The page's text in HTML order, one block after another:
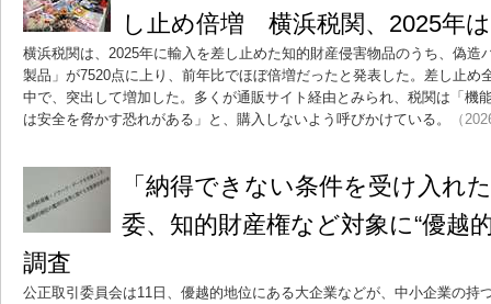
し止め倍増 横浜税関、2025年
横浜税関は、2025年に輸入を差し止めた知的財産侵害物品のうち、偽造
製品」が7520点に上り、前年比でほぼ倍増だったと発表した。差し止め
中で、突出して増加した。多くが通販サイト経由とみられ、税関は「機
は安全を脅かす恐れがある」と、購入しないよう呼びかけている。
（
「納得できない条件を受け入れ
委、知的財産権など対象に“優越
調査
公正取引委員会は11日、優越的地位にある大企業などが、中小企業の持